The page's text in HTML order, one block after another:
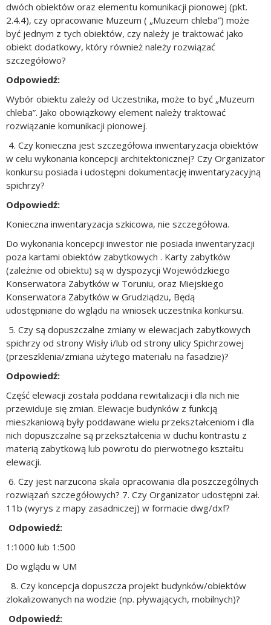
dwóch obiektów oraz elementu komunikacji pionowej (pkt.
2.4.4), czy opracowanie Muzeum ( „Muzeum chleba”) może
być jednym z tych obiektów, czy należy je traktować jako
obiekt dodatkowy, który również należy rozwiązać
szczegółowo?
Odpowiedź:
Wybór obiektu zależy od Uczestnika, może to być „Muzeum
chleba”. Jako obowiązkowy element należy traktować
rozwiązanie komunikacji pionowej.
4. Czy konieczna jest szczegółowa inwentaryzacja obiektów
w celu wykonania koncepcji architektonicznej? Czy Organizator
konkursu posiada i udostępni dokumentację inwentaryzacyjną
spichrzy?
Odpowiedź:
Konieczna inwentaryzacja szkicowa, nie szczegółowa.
Do wykonania koncepcji inwestor nie posiada inwentaryzacji
poza kartami obiektów zabytkowych . Karty zabytków
(zależnie od obiektu) są w dyspozycji Wojewódzkiego
Konserwatora Zabytków w Toruniu, oraz Miejskiego
Konserwatora Zabytków w Grudziądzu, Będą
udostępniane do wglądu na wniosek uczestnika konkursu.
5. Czy są dopuszczalne zmiany w elewacjach zabytkowych
spichrzy od strony Wisły i/lub od strony ulicy Spichrzowej
(przeszklenia/zmiana użytego materiału na fasadzie)?
Odpowiedź:
Część elewacji została poddana rewitalizacji i dla nich nie
przewiduje się zmian. Elewacje budynków z funkcją
mieszkaniową były poddawane wielu przekształceniom i dla
nich dopuszczalne są przekształcenia w duchu kontrastu z
materią zabytkową lub powrotu do pierwotnego kształtu
elewacji.
6. Czy jest narzucona skala opracowania dla poszczególnych
rozwiązań szczegółowych? 7. Czy Organizator udostępni zał.
11b (wyrys z mapy zasadniczej) w formacie dwg/dxf?
Odpowiedź:
1:1000 lub 1:500
Do wglądu w UM
8. Czy koncepcja dopuszcza projekt budynków/obiektów
zlokalizowanych na wodzie (np. pływających, mobilnych)?
Odpowiedź: